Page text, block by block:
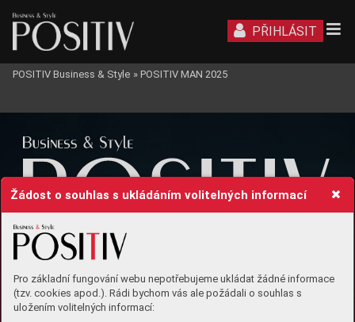
Žádost o souhlas s ukládáním volitelných informací
Pro základní fungování webu nepotřebujeme ukládat žádné informace
(tzv. cookies apod.). Rádi bychom vás ale požádali o souhlas s
uložením volitelných informací:
PŘIHLÁSIT
POSITIV Business & Style » POSITIV MAN 2025